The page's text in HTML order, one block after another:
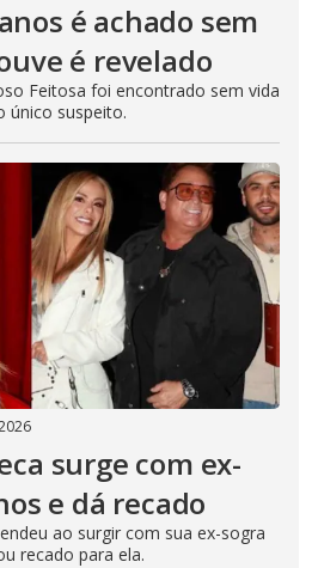
é achado sem
é revelado
Feitosa foi encontrado sem vida
único suspeito.
surge com ex-
e dá recado
ao surgir com sua ex-sogra
recado para ela.